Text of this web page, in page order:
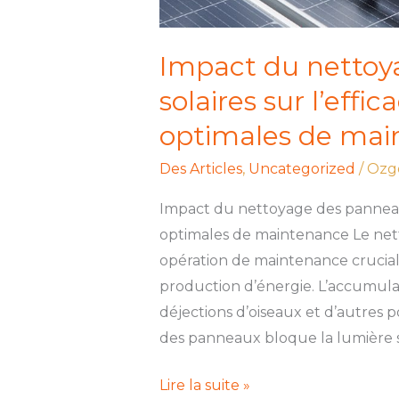
Impact du
solaires sur
optimales de
Des Articles, Uncategorized /
Impact du nettoyage des
optimales de maintenance Le
opération de maintenance
production d’énergie.
déjections d’oiseaux et
des panneaux bloque la lumière
Lire la suite »